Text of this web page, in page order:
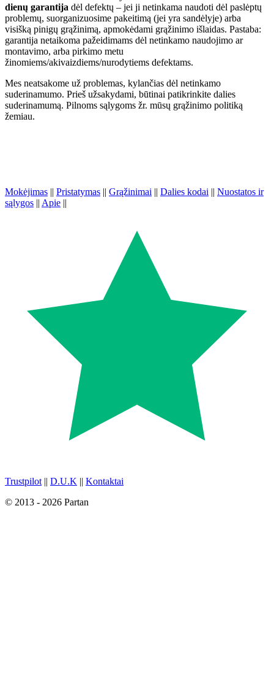
dienų garantija dėl defektų – jei ji netinkama naudoti dėl paslėptų
problemų, suorganizuosime pakeitimą (jei yra sandėlyje) arba
visišką pinigų grąžinimą, apmokėdami grąžinimo išlaidas. Pastaba:
garantija netaikoma pažeidimams dėl netinkamo naudojimo ar
montavimo, arba pirkimo metu
žinomiems/akivaizdiems/nurodytiems defektams.
Mes neatsakome už problemas, kylančias dėl netinkamo
suderinamumo. Prieš užsakydami, būtinai patikrinkite dalies
suderinamumą. Pilnoms sąlygoms žr. mūsų grąžinimo politiką
žemiau.
Mokėjimas || Pristatymas || Grąžinimai || Dalies kodai || Nuostatos ir
sąlygos || Apie ||
Trustpilot || D.U.K || Kontaktai
© 2013 - 2026 Partan